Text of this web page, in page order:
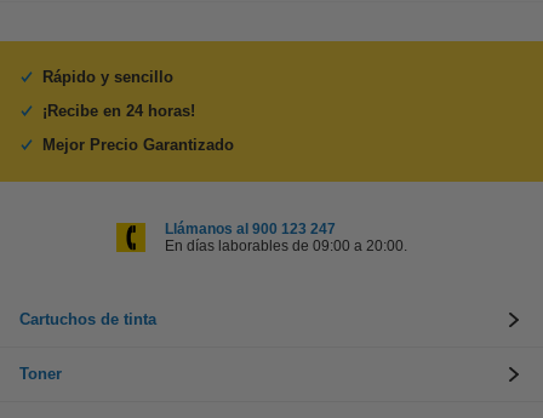
Rápido y sencillo
¡Recibe en 24 horas!
Mejor Precio Garantizado
Llámanos al 900 123 247
En días laborables de 09:00 a 20:00.
Cartuchos de tinta
Toner